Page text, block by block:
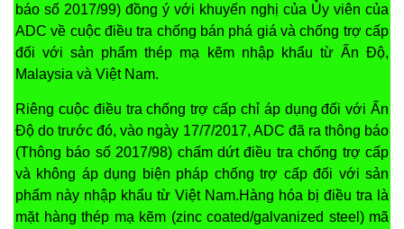
báo số 2017/99) đồng ý với khuyến nghị của Ủy viên của
ADC về cuộc điều tra chống bán phá giá và chống trợ cấp
đối với sản phẩm thép mạ kẽm nhập khẩu từ Ấn Độ,
Malaysia và Việt Nam.
Riêng cuộc điều tra chống trợ cấp chỉ áp dụng đối với Ấn
Độ do trước đó, vào ngày 17/7/2017, ADC đã ra thông báo
(Thông báo số 2017/98) chấm dứt điều tra chống trợ cấp
và không áp dụng biện pháp chống trợ cấp đối với sản
phẩm này nhập khẩu từ Việt Nam.Hàng hóa bị điều tra là
mặt hàng thép mạ kẽm (zinc coated/galvanized steel) mã